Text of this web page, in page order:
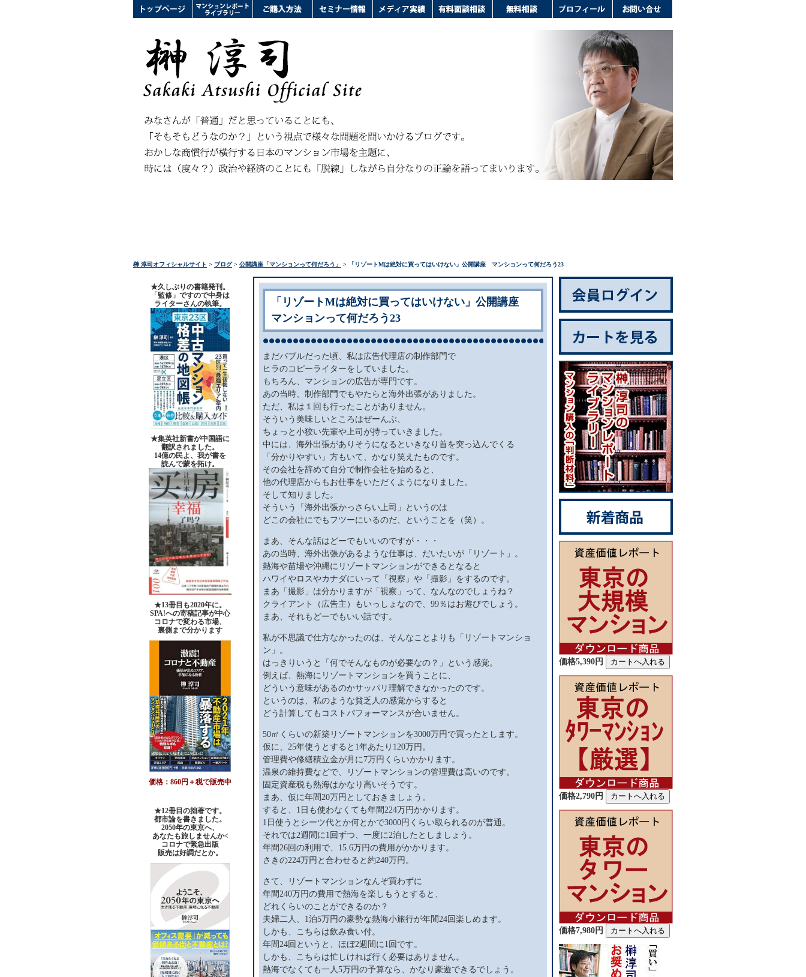
榊 淳司オフィシャルサイト > ブログ> 公開講座「マンションって何だろう」 > 「リゾートMは絶対に買ってはいけない」公開講座 マンションって何だろう23
★久しぶりの書籍発刊。
「監修」ですので中身は
ライターさんの執筆。
★集英社新書が中国語に
翻訳されました。
14億の民よ、我が書を
読んで蒙を拓け。
★13冊目も2020年に。
SPA!への寄稿記事が中心
コロナで変わる市場、
裏側まで分かります
価格：860円＋税で販売中
★12冊目の拙著です。
都市論を書きました。
2050年の東京へ、
あなたも旅しませんか<
コロナで緊急出版
販売は好調だとか。
「リゾートMは絶対に買ってはいけない」公開講座
マンションって何だろう23
まだバブルだった頃、私は広告代理店の制作部門で
ヒラのコピーライターをしていました。
もちろん、マンションの広告が専門です。
あの当時、制作部門でもやたらと海外出張がありました。
ただ、私は１回も行ったことがありません。
そういう美味しいところはぜーんぶ、
ちょっと小狡い先輩や上司が持っていきました。
中には、海外出張がありそうになるといきなり首を突っ込んでくる
「分かりやすい」方もいて、かなり笑えたものです。
その会社を辞めて自分で制作会社を始めると、
他の代理店からもお仕事をいただくようになりました。
そして知りました。
そういう「海外出張かっさらい上司」というのは
どこの会社にでもフツーにいるのだ、ということを（笑）。
まあ、そんな話はどーでもいいのですが・・・
あの当時、海外出張があるような仕事は、だいたいが「リゾート」。
熱海や苗場や沖縄にリゾートマンションができるとなると
ハワイやロスやカナダにいって「視察」や「撮影」をするのです。
まあ「撮影」は分かりますが「視察」って、なんなのでしょうね？
クライアント（広告主）もいっしょなので、99％はお遊びでしょう。
まあ、それもどーでもいい話です。
私が不思議で仕方なかったのは、そんなことよりも「リゾートマンショ
ン」。
はっきりいうと「何でそんなものが必要なの？」という感覚。
例えば、熱海にリゾートマンションを買うことに、
どういう意味があるのかサッパリ理解できなかったのです。
というのは、私のような貧乏人の感覚からすると
どう計算してもコストパフォーマンスが合いません。
50㎡くらいの新築リゾートマンションを3000万円で買ったとします。
仮に、25年使うとすると1年あたり120万円。
管理費や修繕積立金が月に7万円くらいかかります。
温泉の維持費などで、リゾートマンションの管理費は高いのです。
固定資産税も熱海はかなり高いそうです。
まあ、仮に年間20万円としておきましょう。
すると、1日も使わなくても年間224万円かかります。
1日使うとシーツ代とか何とかで3000円くらい取られるのが普通。
それでは2週間に1回ずつ、一度に2泊したとしましょう。
年間26回の利用で、15.6万円の費用がかかります。
さきの224万円と合わせると約240万円。
さて、リゾートマンションなんぞ買わずに
年間240万円の費用で熱海を楽しもうとすると、
どれくらいのことができるのか？
夫婦二人、1泊5万円の豪勢な熱海小旅行が年間24回楽しめます。
しかも、こちらは飲み食い付。
年間24回というと、ほぼ2週間に1回です。
しかも、こちらは忙しければ行く必要はありません。
熱海でなくても一人5万円の予算なら、かなり豪遊できるでしょう。
価格5,390円
価格2,790円
価格7,980円